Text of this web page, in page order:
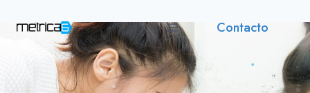
contenido
Contacto